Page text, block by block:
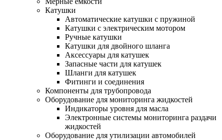
Катушки
Автоматические катушки с пружиной
Катушки с электрическим мотором
Ручные катушки
Катушки для двойного шланга
Аксессуары для катушек
Запасные части для катушек
Шланги для катушек
Фитинги и соединения
Компоненты для трубопровода
Оборудование для мониторинга жидкостей
Индикаторы уровня для масла
Электронные системы мониторинга раздачи
жидкостей
Оборудование для утилизации автомобилей